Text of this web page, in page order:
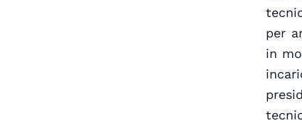
per
in